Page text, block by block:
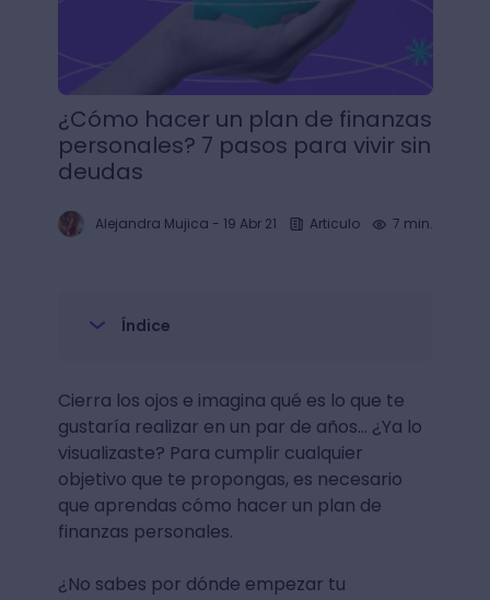
¿Cómo hacer un plan de finanzas
personales? 7 pasos para vivir sin
deudas
Alejandra Mujica - 19 Abr 21 Articulo 7 min.
Índice
Cierra los ojos e imagina qué es lo que te
gustaría realizar en un par de años… ¿Ya lo
visualizaste? Para cumplir cualquier
objetivo que te propongas, es necesario
que aprendas cómo hacer un plan de
finanzas personales.
¿No sabes por dónde empezar tu